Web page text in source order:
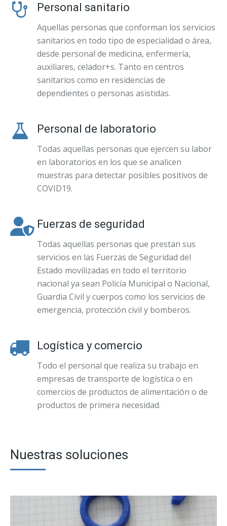
Personal sanitario
Aquellas personas que conforman los servicios
sanitarios en todo tipo de especialidad o área,
desde personal de medicina, enfermería,
auxiliares, celador+s. Tanto en centros
sanitarios como en residencias de
dependientes o personas asistidas.
Personal de laboratorio
Todas aquellas personas que ejercen su labor
en laboratorios en los que se analicen
muestras para detectar posibles positivos de
COVID19.
Fuerzas de seguridad
Todas aquellas personas que prestan sus
servicios en las Fuerzas de Seguridad del
Estado movilizadas en todo el territorio
nacional ya sean Policía Municipal o Nacional,
Guardia Civil y cuerpos como los servicios de
emergencia, protección civil y bomberos.
Logística y comercio
Todo el personal que realiza su trabajo en
empresas de transporte de logística o en
comercios de productos de alimentación o de
productos de primera necesidad.
Nuestras soluciones